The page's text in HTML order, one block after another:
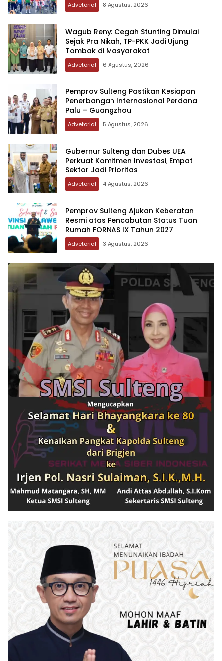
Advetorial 8 Agustus, 2026
Wagub Reny: Cegah Stunting Dimulai
Sejak Pra Nikah, TP-PKK Jadi Ujung
Tombak di Masyarakat
Advetorial 6 Agustus, 2026
Pemprov Sulteng Pastikan Kesiapan
Penerbangan Internasional Perdana
Palu – Guangzhou
Advetorial 5 Agustus, 2026
Gubernur Sulteng dan Dubes UEA
Perkuat Komitmen Investasi, Empat
Sektor Jadi Prioritas
Advetorial 4 Agustus, 2026
Pemprov Sulteng Ajukan Keberatan
Resmi atas Pencabutan Status Tuan
Rumah FORNAS IX Tahun 2027
Advetorial 3 Agustus, 2026